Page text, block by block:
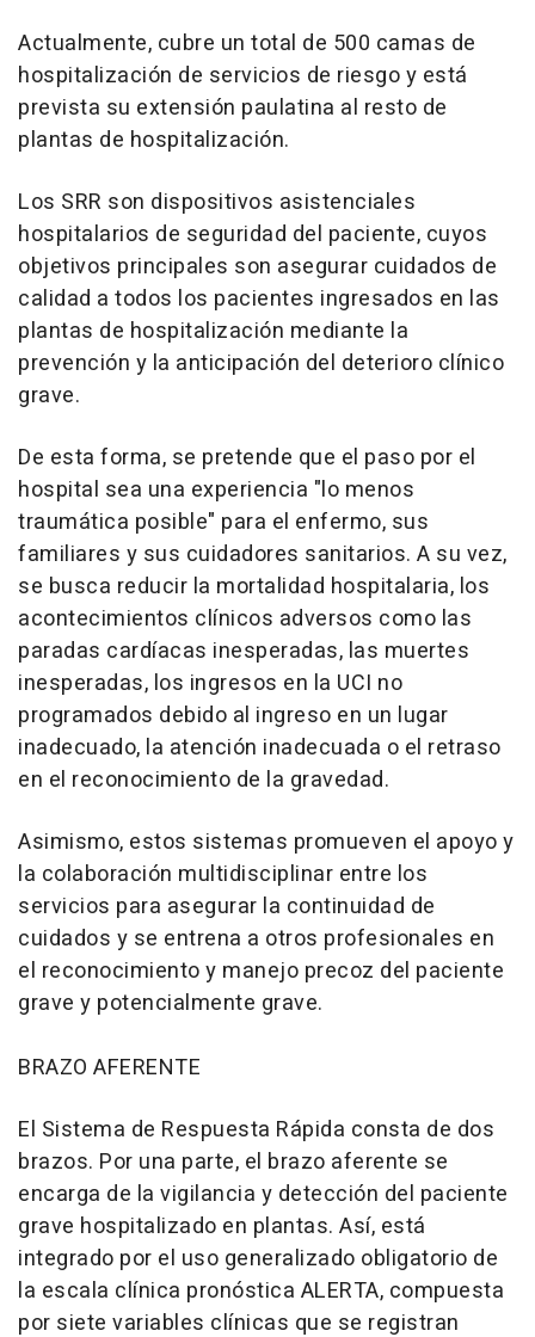
Actualmente, cubre un total de 500 camas de
hospitalización de servicios de riesgo y está
prevista su extensión paulatina al resto de
plantas de hospitalización.
Los SRR son dispositivos asistenciales
hospitalarios de seguridad del paciente, cuyos
objetivos principales son asegurar cuidados de
calidad a todos los pacientes ingresados en las
plantas de hospitalización mediante la
prevención y la anticipación del deterioro clínico
grave.
De esta forma, se pretende que el paso por el
hospital sea una experiencia "lo menos
traumática posible" para el enfermo, sus
familiares y sus cuidadores sanitarios. A su vez,
se busca reducir la mortalidad hospitalaria, los
acontecimientos clínicos adversos como las
paradas cardíacas inesperadas, las muertes
inesperadas, los ingresos en la UCI no
programados debido al ingreso en un lugar
inadecuado, la atención inadecuada o el retraso
en el reconocimiento de la gravedad.
Asimismo, estos sistemas promueven el apoyo y
la colaboración multidisciplinar entre los
servicios para asegurar la continuidad de
cuidados y se entrena a otros profesionales en
el reconocimiento y manejo precoz del paciente
grave y potencialmente grave.
BRAZO AFERENTE
El Sistema de Respuesta Rápida consta de dos
brazos. Por una parte, el brazo aferente se
encarga de la vigilancia y detección del paciente
grave hospitalizado en plantas. Así, está
integrado por el uso generalizado obligatorio de
la escala clínica pronóstica ALERTA, compuesta
por siete variables clínicas que se registran